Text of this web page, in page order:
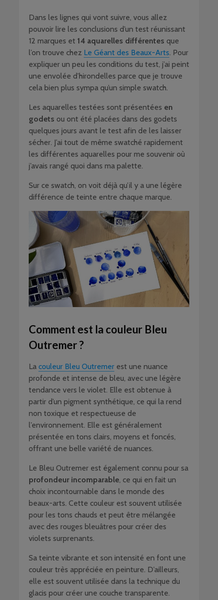
Dans les lignes qui vont suivre, vous allez
pouvoir lire les conclusions d’un test réunissant
12 marques et 14 aquarelles différentes que
l’on trouve chez Le Géant des Beaux-Arts . Pour
expliquer un peu les conditions du test, j’ai peint
une envolée d’hirondelles parce que je trouve
cela bien plus sympa qu’un simple swatch.
Les aquarelles testées sont présentées en
godets ou ont été placées dans des godets
quelques jours avant le test afin de les laisser
sécher. J’ai tout de même swatché rapidement
les différentes aquarelles pour me souvenir où
j’avais rangé quoi dans ma palette.
Sur ce swatch, on voit déjà qu’il y a une légère
différence de teinte entre chaque marque.
Comment est la couleur Bleu
Outremer ?
La couleur Bleu Outremer est une nuance
profonde et intense de bleu, avec une légère
tendance vers le violet. Elle est obtenue à
partir d’un pigment synthétique, ce qui la rend
non toxique et respectueuse de
l’environnement. Elle est généralement
présentée en tons clairs, moyens et foncés,
offrant une belle variété de nuances.
Le Bleu Outremer est également connu pour sa
profondeur incomparable , ce qui en fait un
choix incontournable dans le monde des
beaux-arts. Cette couleur est souvent utilisée
pour les tons chauds et peut être mélangée
avec des rouges bleuâtres pour créer des
violets surprenants.
Sa teinte vibrante et son intensité en font une
couleur très appréciée en peinture. D’ailleurs,
elle est souvent utilisée dans la technique du
glacis pour créer une couche transparente.